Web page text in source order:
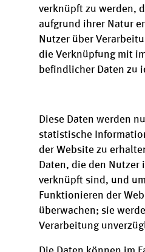
verknüpft zu werden,
aufgrund ihrer Natur
Nutzer über
die Verknüpfung mit
befindlicher Daten zu
Diese Daten werden
statistische
der Website zu
Daten, die den
verknüpft sind, und
Funktionieren der
überwachen; sie
Verarbeitung
Die Daten können im